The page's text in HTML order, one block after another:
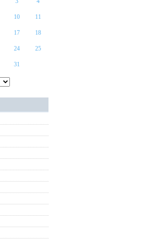
10 11
17 18
24 25
31